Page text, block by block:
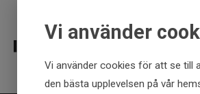
Vi använder
Vi använder cookies för att se till
den bästa upplevelsen på vår